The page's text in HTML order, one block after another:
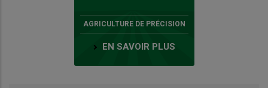
AGRICULTURE DE PRÉCISION
EN SAVOIR PLUS